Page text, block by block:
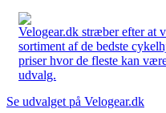
Velogear.dk stræber efter at
sortiment af de bedste
priser hvor de fleste kan
udvalg.
Se udvalget på Velogear.dk